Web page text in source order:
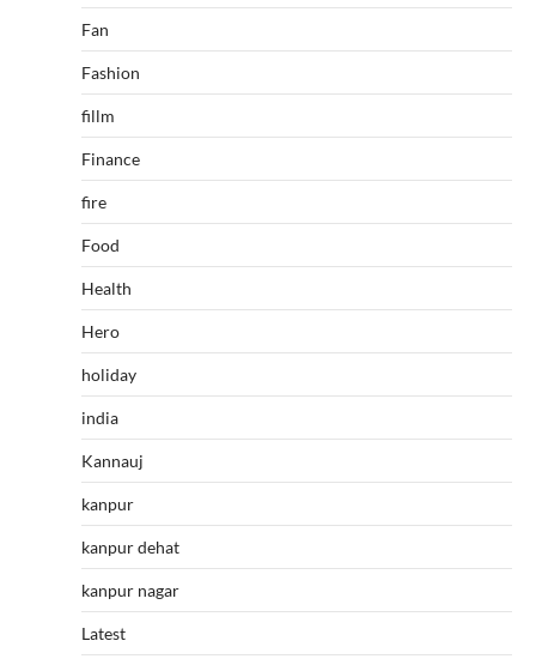
Fan
Fashion
fillm
Finance
fire
Food
Health
Hero
holiday
india
Kannauj
kanpur
kanpur dehat
kanpur nagar
Latest